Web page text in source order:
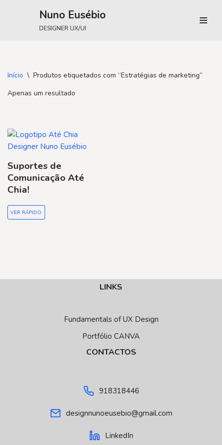
Nuno Eusébio
DESIGNER UX/UI
Início \ Produtos etiquetados com “Estratégias de marketing”
Apenas um resultado
Suportes de
Comunicação Até
Chia!
VER RÁPIDO
LINKS
Fundamentals of UX Design
Portfólio CANVA
CONTACTOS
918318446
designnunoeusebio@gmail.com
LinkedIn